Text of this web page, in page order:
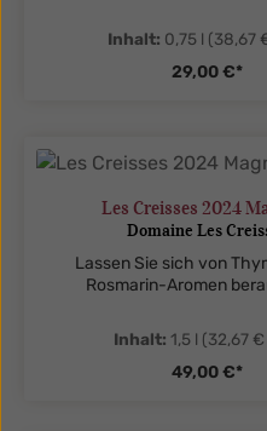
Inhalt: 0,75 l (38,67
29,00 €*
Les Creisses 2024
Domaine Les
Lassen Sie sich von
Rosmarin-Aromen
Inhalt: 1,5 l (32,67 €
49,00 €*